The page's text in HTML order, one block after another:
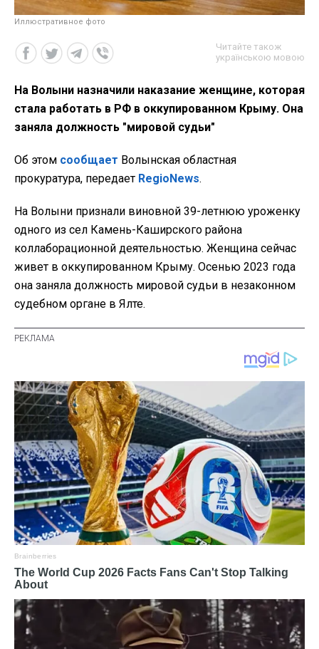
Иллюстративное фото
Читайте також
українською мовою
На Волыни назначили наказание женщине, которая
стала работать в РФ в оккупированном Крыму. Она
заняла должность "мировой судьи"
Об этом сообщает Волынская областная
прокуратура, передает RegioNews.
На Волыни признали виновной 39-летнюю уроженку
одного из сел Камень-Каширского района
коллаборационной деятельностью. Женщина сейчас
живет в оккупированном Крыму. Осенью 2023 года
она заняла должность мировой судьи в незаконном
судебном органе в Ялте.